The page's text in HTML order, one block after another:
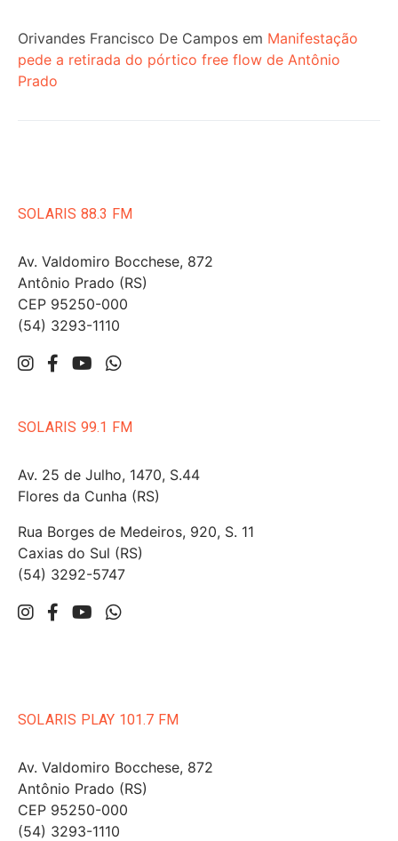
Orivandes Francisco De Campos em Manifestação
pede a retirada do pórtico free flow de Antônio
Prado
SOLARIS 88.3 FM
Av. Valdomiro Bocchese, 872
Antônio Prado (RS)
CEP 95250-000
(54) 3293-1110
SOLARIS 99.1 FM
Av. 25 de Julho, 1470, S.44
Flores da Cunha (RS)
Rua Borges de Medeiros, 920, S. 11
Caxias do Sul (RS)
(54) 3292-5747
SOLARIS PLAY 101.7 FM
Av. Valdomiro Bocchese, 872
Antônio Prado (RS)
CEP 95250-000
(54) 3293-1110